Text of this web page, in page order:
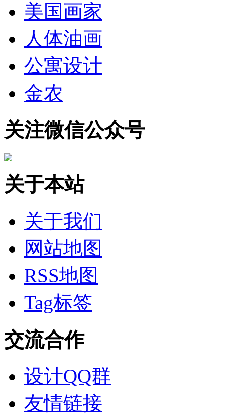
美国画家
人体油画
公寓设计
金农
关注微信公众号
关于本站
关于我们
网站地图
RSS地图
Tag标签
交流合作
设计QQ群
友情链接